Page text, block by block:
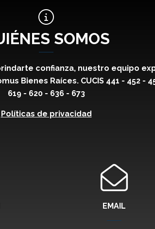
SOMOS
confianza, nuestro equipo
Bienes Raíces. CUCIS 441 - 452 -
619 - 620 - 636 - 673
Políticas de privacidad
EMAIL